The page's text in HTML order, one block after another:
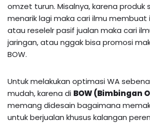
omzet turun. Misalnya, karena produk
menarik lagi maka cari ilmu membuat
atau reselelr pasif jualan maka cari
jaringan, atau nggak bisa promosi
BOW.
Untuk melakukan optimasi WA
mudah, karena di BOW (Bimbingan
memang didesain bagaimana
untuk berjualan khusus kalangan